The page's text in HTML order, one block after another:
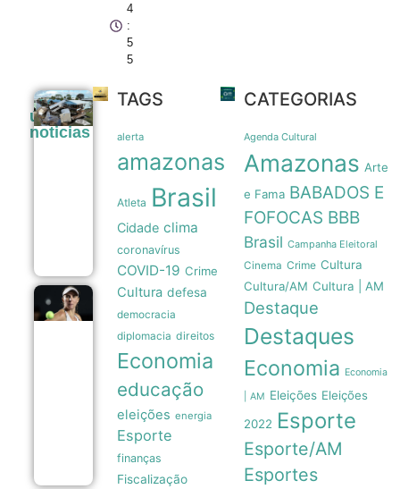
4
:
5
5
últimas
noticias
Tubarões
como
móveis
intensidade
furacões
08/08
Haddad
Maia
anuncia
pausa
carreira
afasta-
se das
quadras
08/08
TAGS
alerta
amazonas
Atleta Brasil
Cidade clima
coronavírus
COVID-19 Crime
Cultura defesa
democracia
diplomacia direitos
Economia
educação
eleições energia
Esporte
finanças
Fiscalização
CATEGORIAS
Agenda Cultural
Amazonas Arte
e Fama BABADOS E
FOFOCAS BBB
Brasil Campanha Eleitoral
Cinema Crime Cultura
Cultura/AM Cultura | AM
Destaque
Destaques
Economia Economia
| AM Eleições Eleições
2022 Esporte
Esporte/AM
Esportes